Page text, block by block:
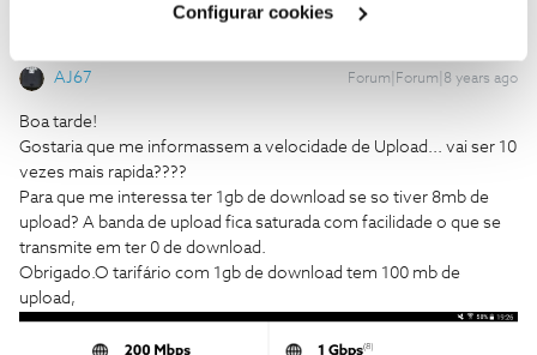
Configurar cookies
AJ67 Forum|Forum|8 years ago
Boa tarde!
Gostaria que me informassem a velocidade de Upload... vai ser 10
vezes mais rapida????
Para que me interessa ter 1gb de download se so tiver 8mb de
upload? A banda de upload fica saturada com facilidade o que se
transmite em ter 0 de download.
Obrigado.O tarifário com 1gb de download tem 100 mb de
upload,